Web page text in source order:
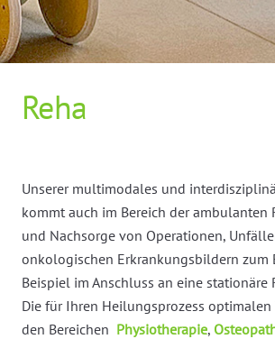
Reha
Unserer multimodales und
kommt auch im Bereich der ambulanten
und Nachsorge von Operationen,
onkologischen Erkrankungsbildern zum
Beispiel im Anschluss an eine stationäre
Die für Ihren Heilungsprozess optimalen
den Bereichen Physiotherapie,